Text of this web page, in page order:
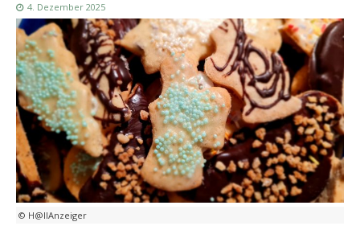
4. Dezember 2025
© H@llAnzeiger